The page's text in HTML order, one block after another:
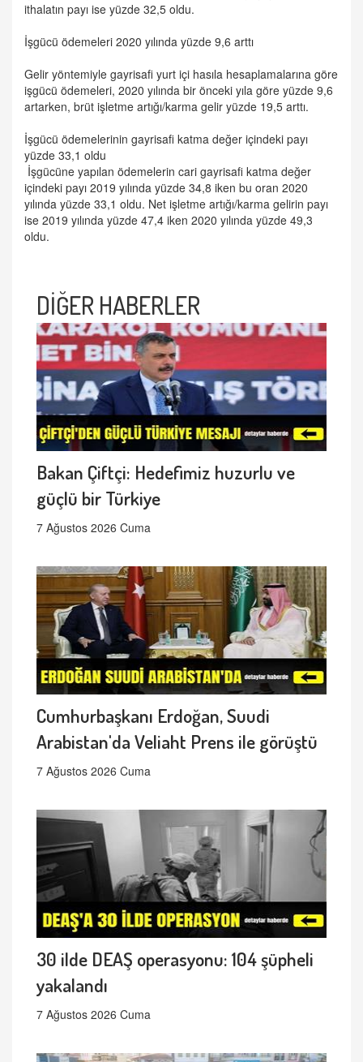
ithalatın payı ise yüzde 32,5 oldu.
İşgücü ödemeleri 2020 yılında yüzde 9,6 arttı
Gelir yöntemiyle gayrisafi yurt içi hasıla hesaplamalarına göre
işgücü ödemeleri, 2020 yılında bir önceki yıla göre yüzde 9,6
artarken, brüt işletme artığı/karma gelir yüzde 19,5 arttı.
İşgücü ödemelerinin gayrisafi katma değer içindeki payı
yüzde 33,1 oldu
İşgücüne yapılan ödemelerin cari gayrisafi katma değer
içindeki payı 2019 yılında yüzde 34,8 iken bu oran 2020
yılında yüzde 33,1 oldu. Net işletme artığı/karma gelirin payı
ise 2019 yılında yüzde 47,4 iken 2020 yılında yüzde 49,3
oldu.
DİĞER HABERLER
Bakan Çiftçi: Hedefimiz huzurlu ve
güçlü bir Türkiye
7 Ağustos 2026 Cuma
Cumhurbaşkanı Erdoğan, Suudi
Arabistan'da Veliaht Prens ile görüştü
7 Ağustos 2026 Cuma
30 ilde DEAŞ operasyonu: 104 şüpheli
yakalandı
7 Ağustos 2026 Cuma